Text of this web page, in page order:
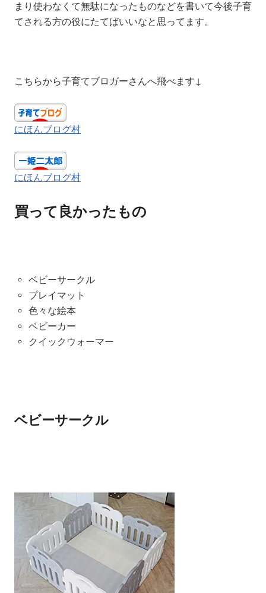
まり使わなくて無駄になったものなどを書いて今後子育
てされる方の役にたてばいいなと思ってます。
こちらから子育てブロガーさんへ飛べます↓
にほんブログ村
にほんブログ村
買って良かったもの
ベビーサークル
プレイマット
色々な絵本
ベビーカー
クイックウォーマー
ベビーサークル